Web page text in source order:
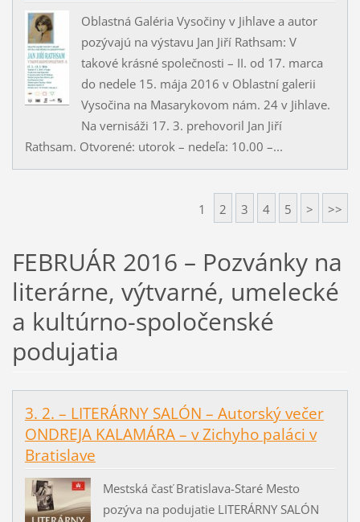
Oblastná Galéria Vysočiny v Jihlave a autor
pozývajú na výstavu Jan Jiří Rathsam: V
takové krásné společnosti – II. od 17. marca
do nedele 15. mája 2016 v Oblastní galerii
Vysočina na Masarykovom nám. 24 v Jihlave.
Na vernisáži 17. 3. prehovoril Jan Jiří
Rathsam. Otvorené: utorok – nedeľa: 10.00 –...
1 2 3 4 5 > >>
FEBRUÁR 2016 – Pozvánky na
literárne, výtvarné, umelecké
a kultúrno-spoločenské
podujatia
3. 2. – LITERÁRNY SALÓN – Autorský večer
ONDREJA KALAMÁRA – v Zichyho paláci v
Bratislave
Mestská časť Bratislava-Staré Mesto
pozýva na podujatie LITERÁRNY SALÓN